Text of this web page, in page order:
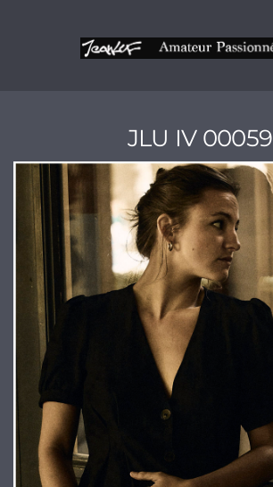
JLU IV 00059